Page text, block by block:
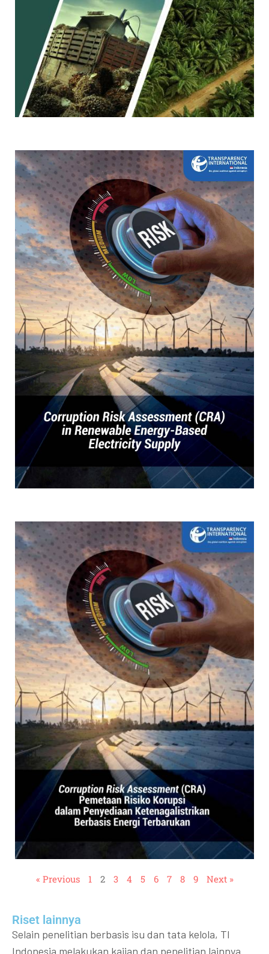
« Previous 1 2 3 4 5 6 7 8 9 Next »
Riset lainnya​​
Selain penelitian berbasis isu dan tata kelola, TI
Indonesia melakukan kajian dan penelitian lainnya